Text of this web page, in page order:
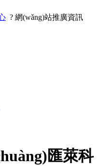
? 網(wǎng)站推廣資訊
匯萊科